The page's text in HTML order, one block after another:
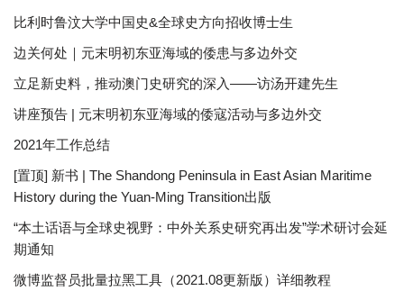
比利时鲁汶大学中国史&全球史方向招收博士生
边关何处｜元末明初东亚海域的倭患与多边外交
立足新史料，推动澳门史研究的深入——访汤开建先生
讲座预告 | 元末明初东亚海域的倭寇活动与多边外交
2021年工作总结
[置顶] 新书 | The Shandong Peninsula in East Asian Maritime
History during the Yuan-Ming Transition出版
“本土话语与全球史视野：中外关系史研究再出发”学术研讨会延
期通知
微博监督员批量拉黑工具（2021.08更新版）详细教程